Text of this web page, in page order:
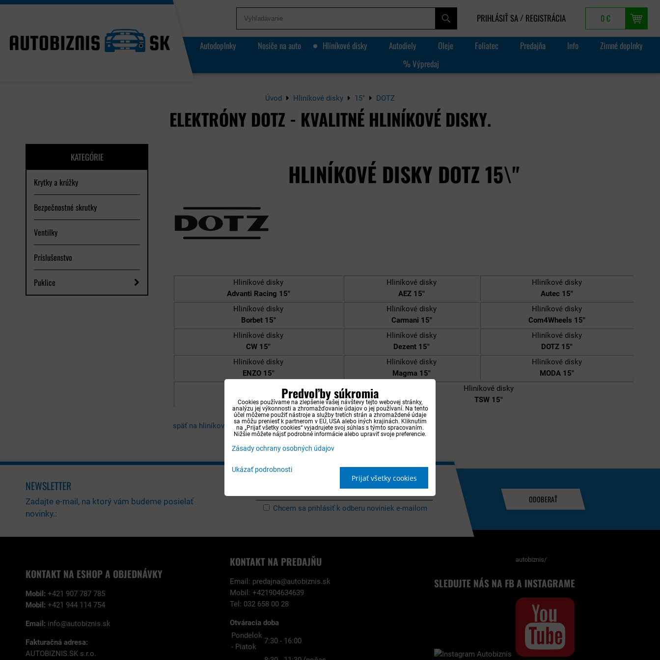
PRIHLÁSIŤ SA / REGISTRÁCIA 0 €
Autodoplnky Nosiče na auto Hliníkové disky Autodiely Oleje Foliatec Predajňa Info
Zimné doplnky
% Výpredaj
Úvod Hliníkové disky 15" DOTZ
ELEKTRÓNY DOTZ - KVALITNÉ HLINÍKOVÉ DISKY.
KATEGÓRIE
Krytky a krúžky
Bezpečnostné skrutky
Ventilky
Príslušenstvo
Puklice
HLINÍKOVÉ DISKY DOTZ 15\"
Hliníkové disky
Advanti Racing 15"
Hliníkové disky
AEZ 15"
Hliníkové disky
Autec 15"
Hliníkové disky
Borbet 15"
Hliníkové disky
Carmani 15"
Hliníkové disky
Com4Wheels 15"
Hliníkové disky
CW 15"
Hliníkové disky
Dezent 15"
Hliníkové disky
DOTZ 15"
Hliníkové disky
ENZO 15"
Hliníkové disky
Magma 15"
Hliníkové disky
MODA 15"
Hliníkové disky
PLW 15"
Hliníkové disky
TSW 15"
späť na hliníkové disky 15"
NEWSLETTER
Zadajte e-mail, na ktorý vám budeme posielať
novinky.:
Chcem sa prihlásiť k odberu noviniek e-mailom
ODOBERAŤ
KONTAKT NA ESHOP A OBJEDNÁVKY
Mobil: +421 907 787 785
Mobil: +421 944 114 754
Email: info@autobiznis.sk
Fakturačná adresa:
AUTOBIZNIS.SK s.r.o.
KONTAKT NA PREDAJŇU
Email: predajna@autobiznis.sk
Mobil: +421904634639
Tel: 032 658 00 28
Otváracia doba
Pondelok
- Piatok
7:30 - 16:00
autobiznis/
SLEDUJTE NÁS NA FB A INSTAGRAME
Predvoľby súkromia
Cookies používame na zlepšenie vašej návštevy tejto webovej stránky,
analýzu jej výkonnosti a zhromažďovanie údajov o jej používaní. Na tento
účel môžeme použiť nástroje a služby tretích strán a zhromaždené údaje
sa môžu preniesť k partnerom v EÚ, USA alebo iných krajinách. Kliknutím
na „Prijať všetky cookies“ vyjadrujete svoj súhlas s týmto spracovaním.
Nižšie môžete nájsť podrobné informácie alebo upraviť svoje preferencie.
Zásady ochrany osobných údajov
Ukázať podrobnosti
Prijať všetky cookies